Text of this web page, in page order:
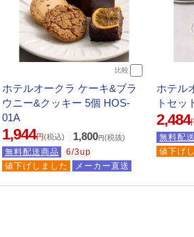
比較
ホテルオークラ ケーキ&ブラ
ウニー&クッキー 5個 HOS-
01A
1,944円(税込) 1,800円(税抜)
無料配送商品
6/3up
値下げしました
メーカー直送
ホテル
トセッ
2,484
無料配
値下げ